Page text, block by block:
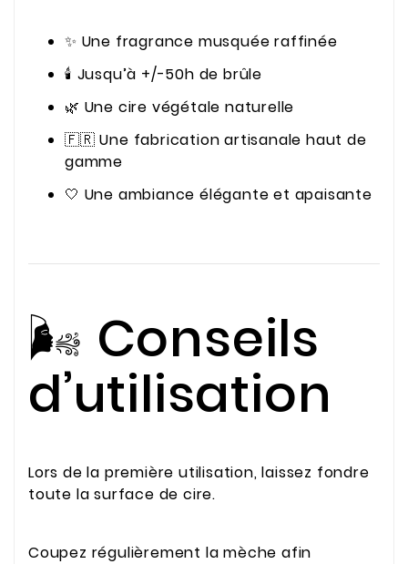
✨ Une fragrance musquée raffinée
🕯️ Jusqu’à +/-50h de brûle
🌿 Une cire végétale naturelle
🇫🇷 Une fabrication artisanale haut de
gamme
🤍 Une ambiance élégante et apaisante
🌬️ Conseils
d’utilisation
Lors de la première utilisation, laissez fondre
toute la surface de cire.
Coupez régulièrement la mèche afin